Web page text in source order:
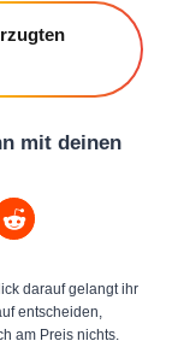
mit deinen
darauf gelangt ihr
entscheiden,
am Preis nichts.